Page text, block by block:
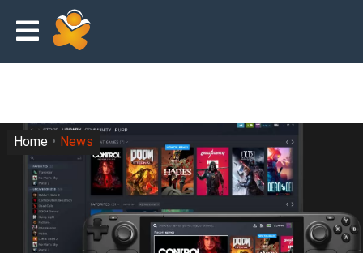
Home News